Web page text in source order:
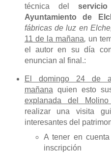
técnica del
Ayuntamiento de
fábricas de luz en
11 de la mañana, un
el autor en su día
enuncian al final.:
El domingo 24 de
mañanaquien esto
explanada del
realizar una visita
interesantes del
A tener en